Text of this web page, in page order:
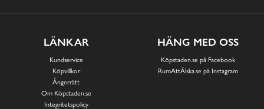
LÄNKAR
Kundservice
Köpvillkor
Ångerrätt
Om Köpstaden.se
Integritetspolicy
HÄNG MED OSS
Köpstaden.se på Facebook
RumAttÄlska.se på Instagram